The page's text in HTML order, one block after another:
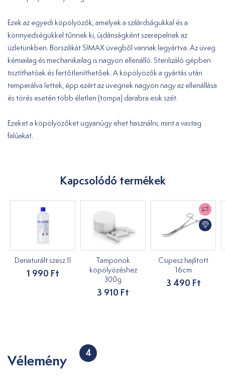
Ezek az egyedi köpölyözők, amelyek a szilárdságukkal és a
könnyedségükkel tűnnek ki, újdánságként szerepelnek az
üzletünkben. Borszilikát SIMAX üvegből vannak legyártva. Az üveg
kémiailag és mechanikailag is nagyon ellenálló. Sterilizáló gépben
tisztíthatóak és fertőtleníthetőek. A köpölyözők a gyártás után
temperálva lettek, épp ezért az üvegnek nagyon nagy az ellenállása
és törés esetén több életlen (tompa) darabra esik szét.
Ezeket a köpölyözőket ugyanúgy ehet használni, mint a vastag
falúakat.
Kapcsolódó termékek
Denaturált szesz 1l
1 990 Ft
Tamponok
köpölyözéshez
300g
3 910 Ft
Csipesz hajlított
16cm
3 490 Ft
Vélemény 4